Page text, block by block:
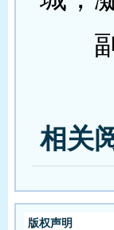
副
相关
版权声明